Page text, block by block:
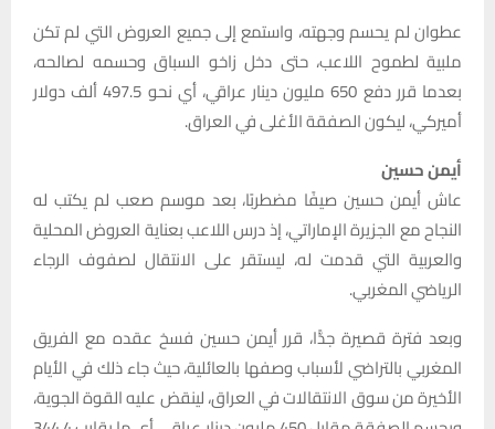
عطوان لم يحسم وجهته، واستمع إلى جميع العروض التي لم تكن
ملبية لطموح اللاعب، حتى دخل زاخو السباق وحسمه لصالحه،
بعدما قرر دفع 650 مليون دينار عراقي، أي نحو 497.5 ألف دولار
أميركي، ليكون الصفقة الأغلى في العراق.
أيمن حسين
عاش أيمن حسين صيفًا مضطربًا، بعد موسم صعب لم يكتب له
النجاح مع الجزيرة الإماراتي، إذ درس اللاعب بعناية العروض المحلية
والعربية التي قدمت له، ليستقر على الانتقال لصفوف الرجاء
الرياضي المغربي.
وبعد فترة قصيرة جدًّا، قرر أيمن حسين فسخ عقده مع الفريق
المغربي بالتراضي لأسباب وصفها بالعائلية، حيث جاء ذلك في الأيام
الأخيرة من سوق الانتقالات في العراق، لينقض عليه القوة الجوية،